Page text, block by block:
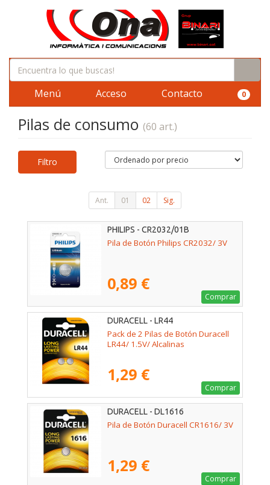
Menú Acceso Contacto 0
Pilas de consumo (60 art.)
Filtro
Ant. 01 02 Sig.
PHILIPS - CR2032/01B
Pila de Botón Philips CR2032/ 3V
0,89 €
Comprar
DURACELL - LR44
Pack de 2 Pilas de Botón Duracell
LR44/ 1.5V/ Alcalinas
1,29 €
Comprar
DURACELL - DL1616
Pila de Botón Duracell CR1616/ 3V
1,29 €
Comprar